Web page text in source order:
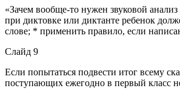
«Зачем вообще-то нужен звуковой
при диктовке или диктанте ребенок
слове; * применить правило, если
Слайд 9
Если попытаться подвести итог всему
поступающих ежегодно в первый класс